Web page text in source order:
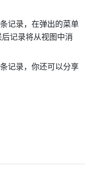
记录，在弹出的菜单
记录将从视图中消
记录，你还可以分享